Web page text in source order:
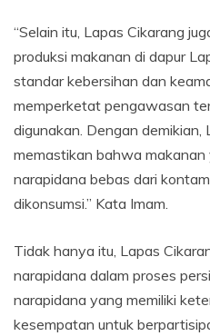
“Selain itu, Lapas Cikarang
produksi makanan di dapur
standar kebersihan dan
memperketat pengawasan
digunakan. Dengan
memastikan bahwa makanan
narapidana bebas dari
dikonsumsi.” Kata Imam.
Tidak hanya itu, Lapas
narapidana dalam proses
narapidana yang memiliki
kesempatan untuk